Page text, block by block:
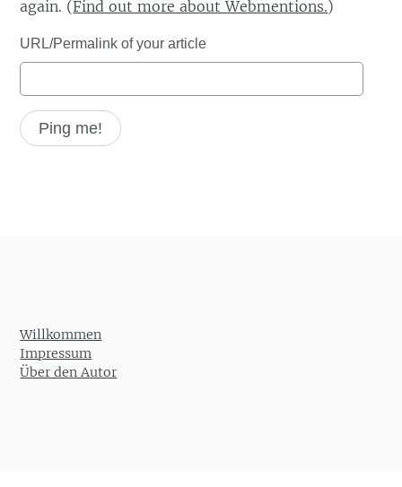
again. (Find out more about Webmentions.)
URL/Permalink of your article
Willkommen
Impressum
Über den Autor